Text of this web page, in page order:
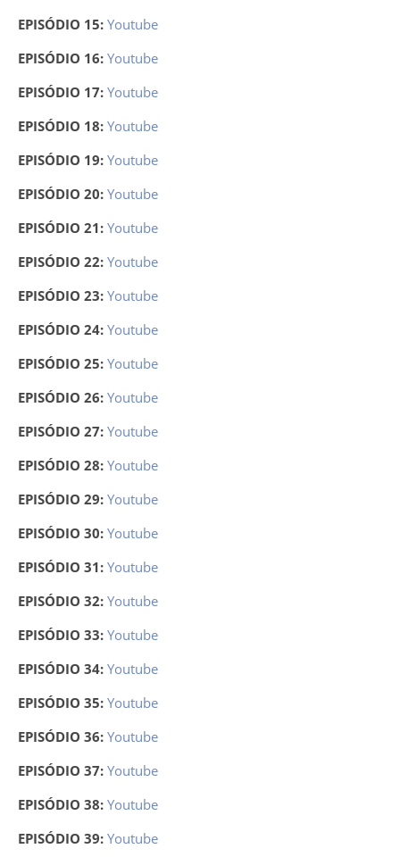
EPISÓDIO 15: Youtube
EPISÓDIO 16: Youtube
EPISÓDIO 17: Youtube
EPISÓDIO 18: Youtube
EPISÓDIO 19: Youtube
EPISÓDIO 20: Youtube
EPISÓDIO 21: Youtube
EPISÓDIO 22: Youtube
EPISÓDIO 23: Youtube
EPISÓDIO 24: Youtube
EPISÓDIO 25: Youtube
EPISÓDIO 26: Youtube
EPISÓDIO 27: Youtube
EPISÓDIO 28: Youtube
EPISÓDIO 29: Youtube
EPISÓDIO 30: Youtube
EPISÓDIO 31: Youtube
EPISÓDIO 32: Youtube
EPISÓDIO 33: Youtube
EPISÓDIO 34: Youtube
EPISÓDIO 35: Youtube
EPISÓDIO 36: Youtube
EPISÓDIO 37: Youtube
EPISÓDIO 38: Youtube
EPISÓDIO 39: Youtube